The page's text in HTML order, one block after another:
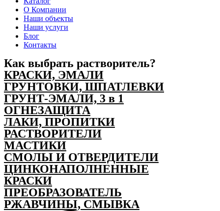
О Компании
Наши объекты
Наши услуги
Блог
Контакты
Как выбрать растворитель?
КРАСКИ, ЭМАЛИ
ГРУНТОВКИ, ШПАТЛЕВКИ
ГРУНТ-ЭМАЛИ, 3 в 1
ОГНЕЗАЩИТА
ЛАКИ, ПРОПИТКИ
РАСТВОРИТЕЛИ
МАСТИКИ
СМОЛЫ И ОТВЕРДИТЕЛИ
ЦИНКОНАПОЛНЕННЫЕ
КРАСКИ
ПРЕОБРАЗОВАТЕЛЬ
РЖАВЧИНЫ, СМЫВКА